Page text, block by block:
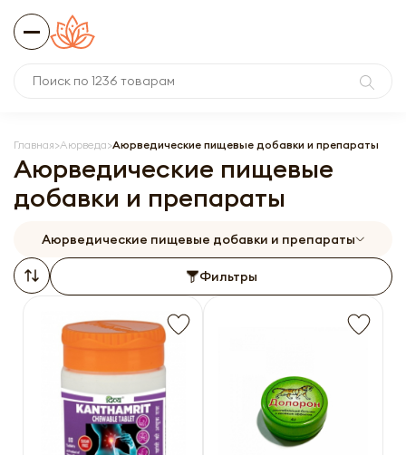
Главная Аюрведа Аюрведические пищевые добавки и препараты
Аюрведические пищевые
добавки и препараты
Аюрведические пищевые добавки и препараты
Фильтры